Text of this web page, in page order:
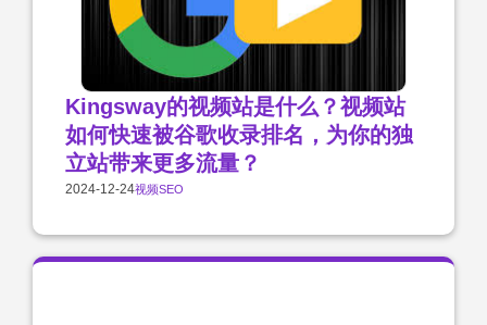
Kingsway的视频站是什么？视频站
如何快速被谷歌收录排名，为你的独
立站带来更多流量？
2024-12-24视频SEO